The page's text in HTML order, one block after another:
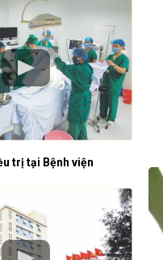
trị tại Bệnh viện